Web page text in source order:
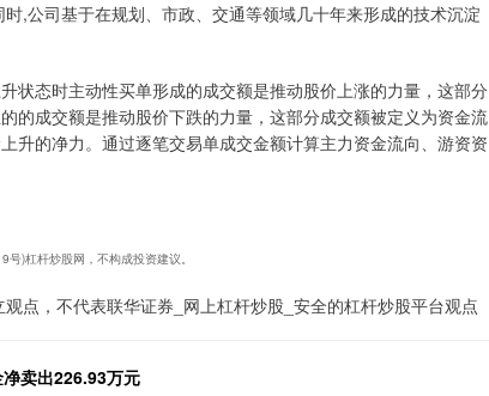
,公司基于在规划、市政、交通等领域几十年来形成的技术沉淀
状态时主动性买单形成的成交额是推动股价上涨的力量，这部分
的成交额是推动股价下跌的力量，这部分成交额被定义为资金流
升的净力。通过逐笔交易单成交金额计算主力资金流向、游资资
)杠杆炒股网，不构成投资建议。
点，不代表联华证券_网上杠杆炒股_安全的杠杆炒股平台观点
卖出226.93万元